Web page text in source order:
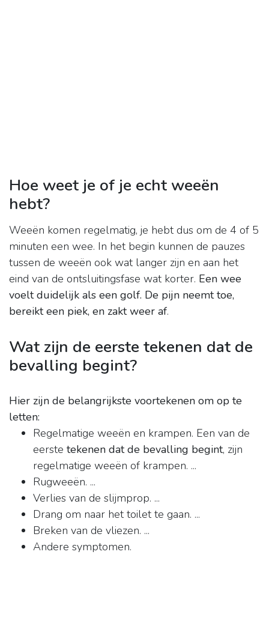
Hoe weet je of je echt weeën
hebt?
Weeën komen regelmatig, je hebt dus om de 4 of 5
minuten een wee. In het begin kunnen de pauzes
tussen de weeën ook wat langer zijn en aan het
eind van de ontsluitingsfase wat korter. Een wee
voelt duidelijk als een golf. De pijn neemt toe,
bereikt een piek, en zakt weer af.
Wat zijn de eerste tekenen dat de
bevalling begint?
Hier zijn de belangrijkste voortekenen om op te
letten:
Regelmatige weeën en krampen. Een van de
eerste tekenen dat de bevalling begint, zijn
regelmatige weeën of krampen. ...
Rugweeën. ...
Verlies van de slijmprop. ...
Drang om naar het toilet te gaan. ...
Breken van de vliezen. ...
Andere symptomen.